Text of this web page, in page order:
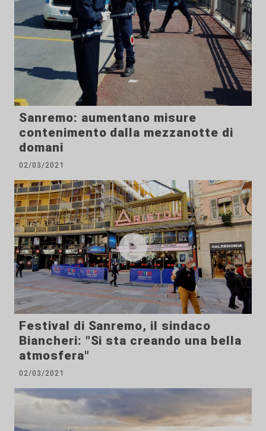
Sanremo: aumentano misure
contenimento dalla mezzanotte di
domani
02/03/2021
Festival di Sanremo, il sindaco
Biancheri: "Si sta creando una bella
atmosfera"
02/03/2021